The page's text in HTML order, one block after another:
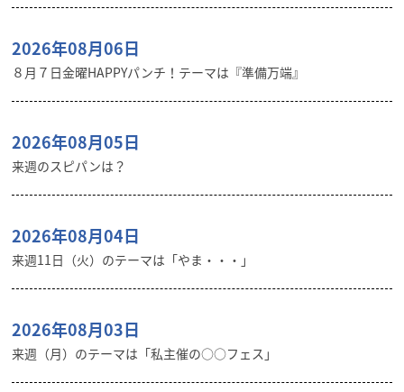
2026年08月06日
８月７日金曜HAPPYパンチ！テーマは『準備万端』
2026年08月05日
来週のスピパンは？
2026年08月04日
来週11日（火）のテーマは「やま・・・」
2026年08月03日
来週（月）のテーマは「私主催の○○フェス」